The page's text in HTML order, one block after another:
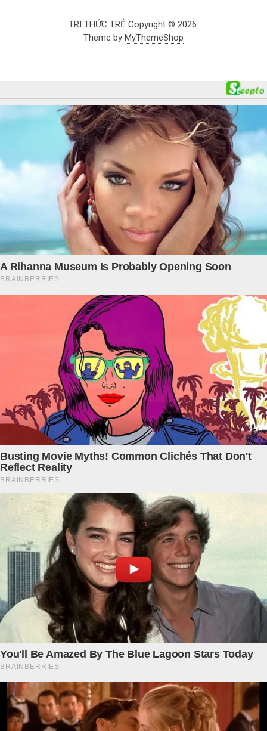
TRI THỨC TRẺ Copyright © 2026.
Theme by MyThemeShop